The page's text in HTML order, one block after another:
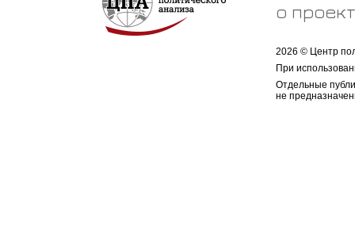
о
2026 © Центр
При
Отдельные
не